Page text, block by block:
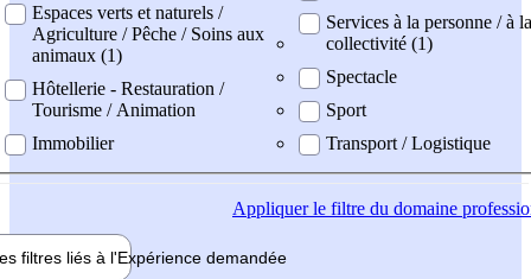
Espaces verts et naturels /
Agriculture / Pêche / Soins aux
animaux (1)
Hôtellerie - Restauration /
Tourisme / Animation
Immobilier
Services à la personne / à la
collectivité (1)
Spectacle
Sport
Transport / Logistique
Appliquerle filtre du domaine
filtres liés à l'Expérience demandée